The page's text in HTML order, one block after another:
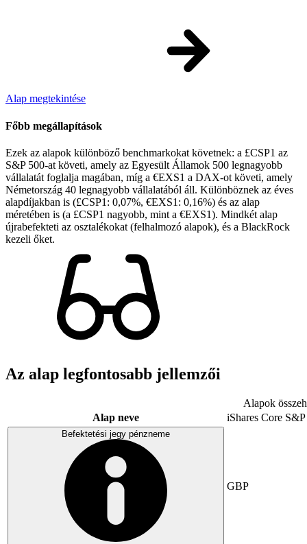
Alap megtekintése
Főbb megállapítások
Ezek az alapok különböző benchmarkokat követnek: a £CSP1 az
S&P 500-at követi, amely az Egyesült Államok 500 legnagyobb
vállalatát foglalja magában, míg a €EXS1 a DAX-ot követi, amely
Németország 40 legnagyobb vállalatából áll. Különböznek az éves
alapdíjakban is (£CSP1: 0,07%, €EXS1: 0,16%) és az alap
méretében is (a £CSP1 nagyobb, mint a €EXS1). Mindkét alap
újrabefekteti az osztalékokat (felhalmozó alapok), és a BlackRock
kezeli őket.
Az alap legfontosabb jellemzői
Alapok
Alap neve
iShares Core
Befektetési jegy pénzneme
GBP